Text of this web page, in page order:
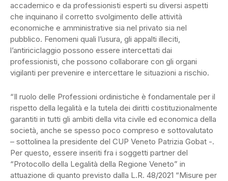
accademico e da professionisti esperti su diversi aspetti
che inquinano il corretto svolgimento delle attività
economiche e amministrative sia nel privato sia nel
pubblico. Fenomeni quali l’usura, gli appalti illeciti,
l’antiriciclaggio possono essere intercettati dai
professionisti, che possono collaborare con gli organi
vigilanti per prevenire e intercettare le situazioni a rischio.
“Il ruolo delle Professioni ordinistiche è fondamentale per il
rispetto della legalità e la tutela dei diritti costituzionalmente
garantiti in tutti gli ambiti della vita civile ed economica della
società, anche se spesso poco compreso e sottovalutato
– sottolinea la presidente del CUP Veneto Patrizia Gobat -.
Per questo, essere inseriti fra i soggetti partner del
“Protocollo della Legalità della Regione Veneto” in
attuazione di quanto previsto dalla L.R. 48/2021 “Misure per